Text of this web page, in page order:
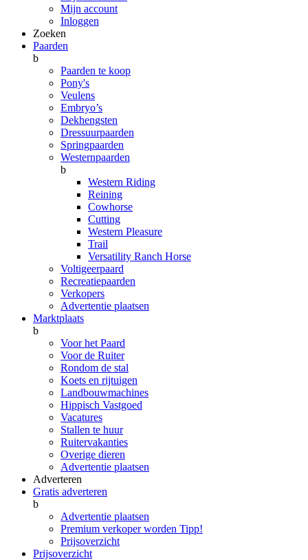
Mijn account
Inloggen
Zoeken
Paarden
b
Paarden te koop
Pony's
Veulens
Embryo’s
Dekhengsten
Dressuurpaarden
Springpaarden
Westernpaarden
b
Western Riding
Reining
Cowhorse
Cutting
Western Pleasure
Trail
Versatility Ranch Horse
Voltigeerpaard
Recreatiepaarden
Verkopers
Advertentie plaatsen
Marktplaats
b
Voor het Paard
Voor de Ruiter
Rondom de stal
Koets en rijtuigen
Landbouwmachines
Hippisch Vastgoed
Vacatures
Stallen te huur
Ruitervakanties
Overige dieren
Advertentie plaatsen
Adverteren
Gratis adverteren
b
Advertentie plaatsen
Premium verkoper worden Tipp!
Prijsoverzicht
Prijsoverzicht